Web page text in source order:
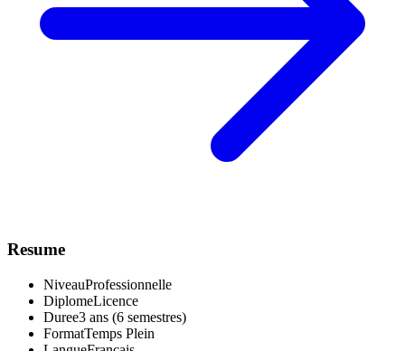
Resume
NiveauProfessionnelle
DiplomeLicence
Duree3 ans (6 semestres)
FormatTemps Plein